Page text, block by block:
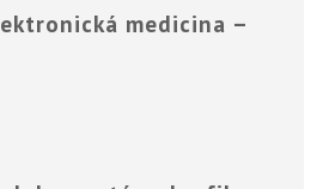
medicina –